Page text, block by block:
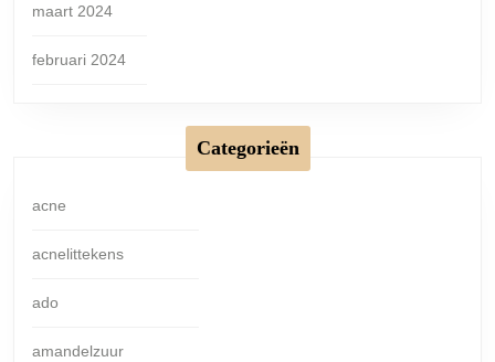
maart 2024
februari 2024
Categorieën
acne
acnelittekens
ado
amandelzuur